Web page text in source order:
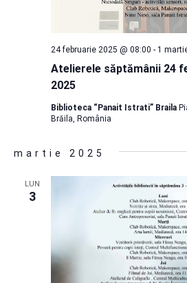
Atelierele săptămânii 24
2025
24 februarie 2025 @ 08:00 - 1
Biblioteca “Panait Istrati” Braila
Brăila, România
martie 2025
LUN
3